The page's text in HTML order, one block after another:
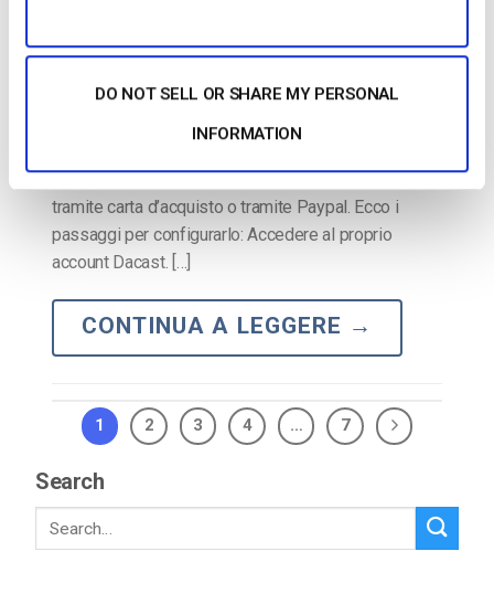
DO NOT SELL OR SHARE MY PERSONAL
INFORMATION
di configurazione delle impostazioni del paywall di
Dacast nel vostro account. Questa impostazione
metodo di pagamento da utilizzare, che può essere
tramite carta d’acquisto o tramite Paypal. Ecco i
passaggi per configurarlo: Accedere al proprio
account Dacast. […]
CONTINUA A LEGGERE →
1 2 3 4 … 7
Search